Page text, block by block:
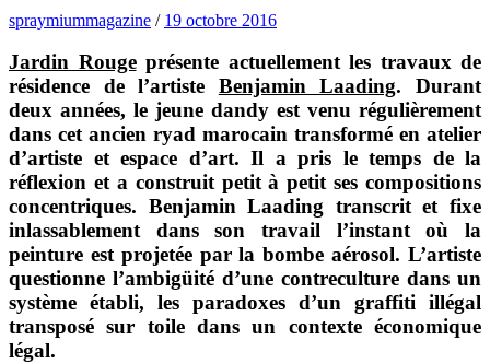
spraymiummagazine / 19 octobre 2016
Jardin Rougeprésente actuellement les travaux de
résidence de l’artiste Benjamin Laading. Durant
deux années, le jeune dandy est venu régulièrement
dans cet ancien ryad marocain transformé en atelier
d’artiste et espace d’art. Il a pris le temps de la
réflexion et a construit petit à petit ses compositions
concentriques. Benjamin Laading transcrit et fixe
inlassablement dans son travail l’instant où la
peinture est projetée par la bombe aérosol. L’artiste
questionne l’ambigüité d’une contreculture dans un
système établi, les paradoxes d’un graffiti illégal
transposé sur toile dans un contexte économique
légal.